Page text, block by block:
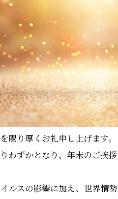
賜り厚くお礼申し上げます。
わずかとなり、年末のご挨
ルスの影響に加え、世界情